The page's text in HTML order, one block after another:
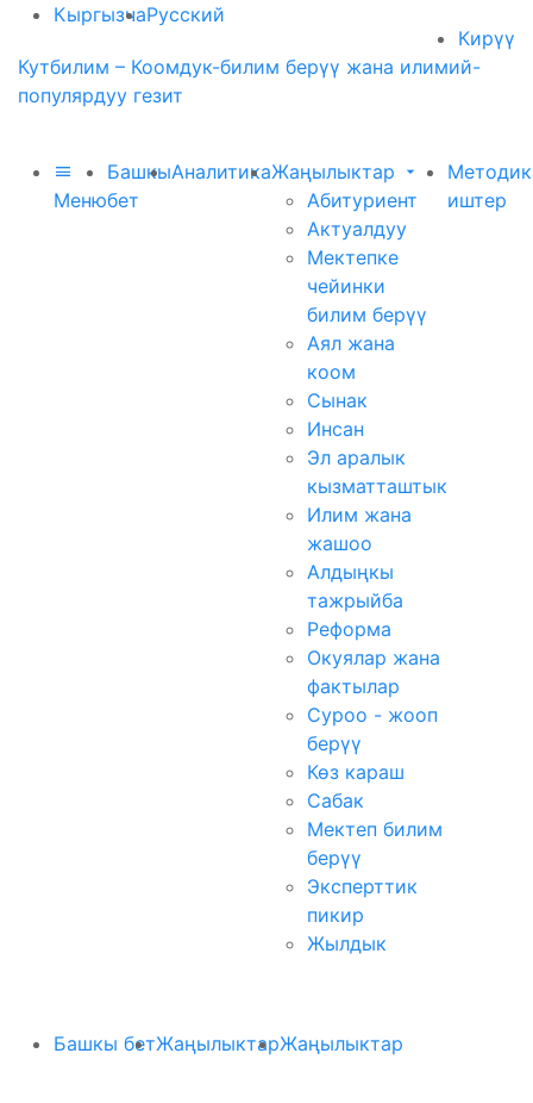
КыргызчаРусский
Кирүү
Кутбилим – Коомдук-билим берүү жана илимий-
популярдуу гезит
Меню
Башкы
бет
АналитикаЖаңылыктар
Абитуриент
Актуалдуу
Мектепке
чейинки
билим берүү
Аял жана
коом
Сынак
Инсан
Эл аралык
кызматташтык
Илим жана
жашоо
Алдыңкы
тажрыйба
Реформа
Окуялар жана
фактылар
Суроо - жооп
берүү
Көз караш
Сабак
Мектеп билим
берүү
Эксперттик
пикир
Жылдык
иштер
Башкы бетЖаңылыктарЖаңылыктар